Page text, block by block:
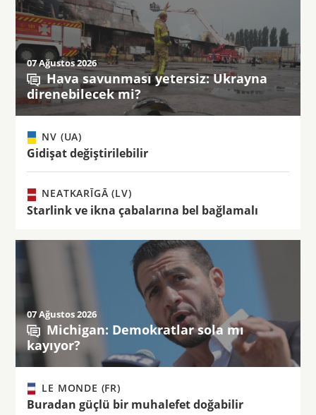
07 Ağustos 2026
Hava savunması yetersiz: Ukrayna
direnebilecek mi?
NV (UA)
Gidişat değiştirilebilir
NEATKARĪGĀ (LV)
Starlink ve ikna çabalarına bel bağlamalı
07 Ağustos 2026
Michigan: Demokratlar sola mı
kayıyor?
LE MONDE (FR)
Buradan güçlü bir muhalefet doğabilir